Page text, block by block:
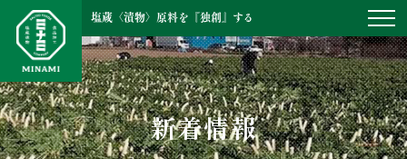
塩蔵〈漬物〉原料を『独創』する
新着情報